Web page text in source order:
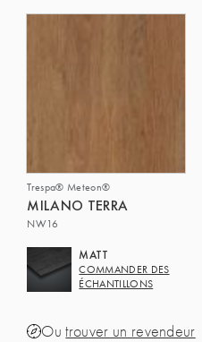
Trespa® Meteon®
MILANO TERRA
NW16
MATT
COMMANDER DES
ÉCHANTILLONS
Outrouver un revendeur